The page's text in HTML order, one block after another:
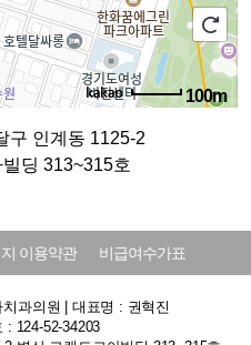
100m
구 인계동 1125-2
딩 313~315호
이용약관 비급여수가표
과의원 | 대표명 : 권혁진
: 124-52-34203